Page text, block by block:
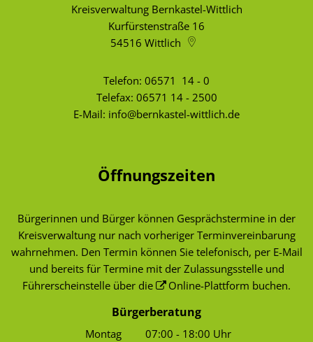
Kreisverwaltung Bernkastel-Wittlich
Kurfürstenstraße 16
54516 Wittlich
Telefon: 06571 14 - 0
Telefax: 06571 14 - 2500
E-Mail: info@bernkastel-wittlich.de
Öffnungszeiten
Bürgerinnen und Bürger können Gesprächstermine in der
Kreisverwaltung nur nach vorheriger Terminvereinbarung
wahrnehmen. Den Termin können Sie telefonisch, per E-Mail
und bereits für Termine mit der Zulassungsstelle und
Führerscheinstelle über die
Online-Plattform buchen.
Bürgerberatung
Montag 07:00 - 18:00 Uhr